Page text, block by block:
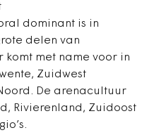
dominant is in
delen van
met name voor in
Zuidwest
De arenacultuur
Rivierenland, Zuidoost